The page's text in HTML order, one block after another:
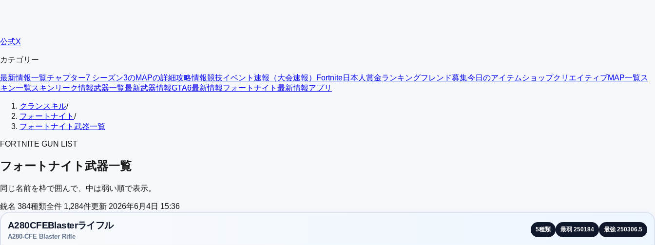
公式X
カテゴリー
最新情報一覧チャプター7 シーズン3のMAPの詳細攻略情報競技イベント速報（大会速報） Fortnite日本人賞金ランキングフレンド募集今日のアイテムショップクリエイティブMAP一覧ス
キン一覧スキンリーク情報武器一覧最新武器情報GTA6最新情報フォートナイト最新情報アプリ
クランスキル/
フォートナイト /
フォートナイト武器一覧
フォートナイト武器一覧｜武器アプデ情報
FORTNITE GUN LIST
フォートナイト武器一覧
同じ名前を枠で囲んで、中は弱い順で表示。
銃名 384種類全件 1,284件更新 2026年6月4日 15:36
A280CFEBlasterライフル
A280-CFE Blaster Rifle
5種類 最弱 250184 最強 250306.5